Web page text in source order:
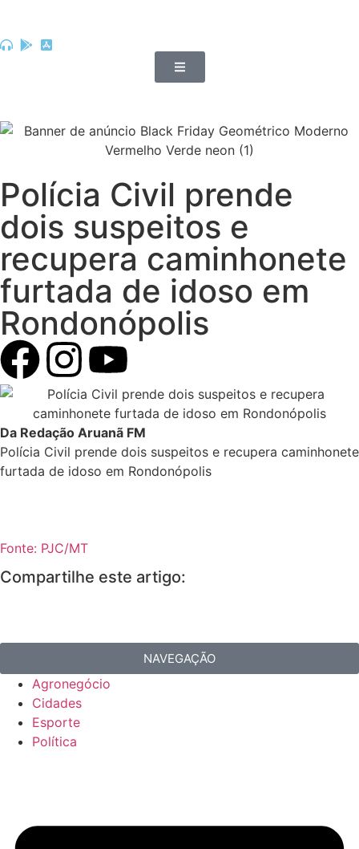
Polícia Civil prende
dois suspeitos e
recupera caminhonete
furtada de idoso em
Rondonópolis
Da Redação Aruanã FM
Polícia Civil prende dois suspeitos e recupera caminhonete
furtada de idoso em Rondonópolis
Fonte: PJC/MT
Compartilhe este artigo:
NAVEGAÇÃO
Agronegócio
Cidades
Esporte
Política